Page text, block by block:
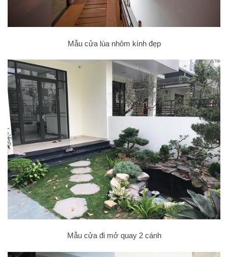
Mẫu cửa lùa nhôm kính đẹp
Mẫu cửa đi mở quay 2 cánh